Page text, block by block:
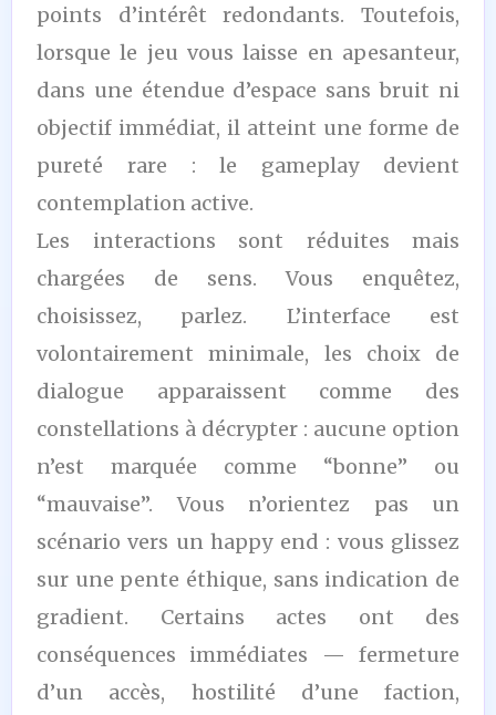
points d’intérêt redondants. Toutefois,
lorsque le jeu vous laisse en apesanteur,
dans une étendue d’espace sans bruit ni
objectif immédiat, il atteint une forme de
pureté rare : le gameplay devient
contemplation active.
Les interactions sont réduites mais
chargées de sens. Vous enquêtez,
choisissez, parlez. L’interface est
volontairement minimale, les choix de
dialogue apparaissent comme des
constellations à décrypter : aucune option
n’est marquée comme “bonne” ou
“mauvaise”. Vous n’orientez pas un
scénario vers un happy end : vous glissez
sur une pente éthique, sans indication de
gradient. Certains actes ont des
conséquences immédiates — fermeture
d’un accès, hostilité d’une faction,